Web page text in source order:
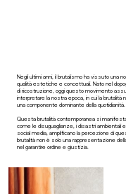
Negli ultimi anni, il brutalismo ha vissuto una
qualità estetiche e concettuali. Nato nel
di ricostruzione, oggi questo movimento
interpretare la nostra epoca, in cui la
una componente dominante della quotidianità.
Questa brutalità contemporanea si
come le disuguaglianze, i disastri ambientali
social media, amplificano la percezione di
brutalità non è solo una rappresentazione
nel garantire ordine e giustizia.